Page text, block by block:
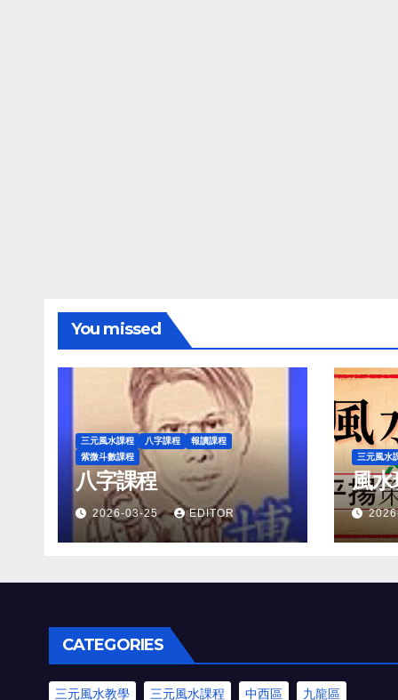
You missed
三元風水課程 八字課程
報讀課程
紫微斗數課程
八字課程
2026-03-25 EDITOR
三元風水
風水
CATEGORIES
三元風水教學 三元風水課程 中西區 九龍區